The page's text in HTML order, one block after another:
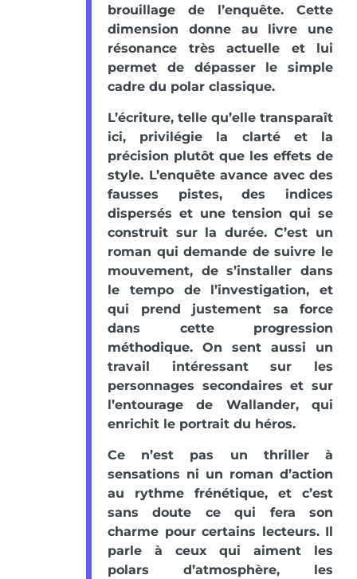
brouillage de l’enquête. Cette
dimension donne au livre une
résonance très actuelle et lui
permet de dépasser le simple
cadre du polar classique.
L’écriture, telle qu’elle transparaît
ici, privilégie la clarté et la
précision plutôt que les effets de
style. L’enquête avance avec des
fausses pistes, des indices
dispersés et une tension qui se
construit sur la durée. C’est un
roman qui demande de suivre le
mouvement, de s’installer dans
le tempo de l’investigation, et
qui prend justement sa force
dans cette progression
méthodique. On sent aussi un
travail intéressant sur les
personnages secondaires et sur
l’entourage de Wallander, qui
enrichit le portrait du héros.
Ce n’est pas un thriller à
sensations ni un roman d’action
au rythme frénétique, et c’est
sans doute ce qui fera son
charme pour certains lecteurs. Il
parle à ceux qui aiment les
polars d’atmosphère, les